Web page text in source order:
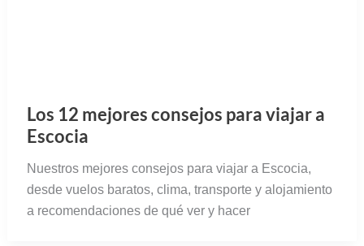
Los 12 mejores consejos para viajar a
Escocia
Nuestros mejores consejos para viajar a Escocia,
desde vuelos baratos, clima, transporte y alojamiento
a recomendaciones de qué ver y hacer